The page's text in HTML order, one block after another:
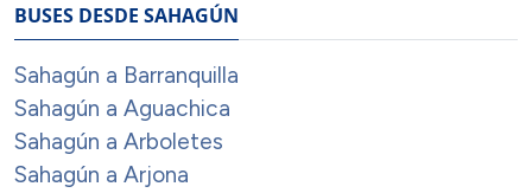
BUSES DESDE SAHAGÚN
Sahagún a Barranquilla
Sahagún a Aguachica
Sahagún a Arboletes
Sahagún a Arjona